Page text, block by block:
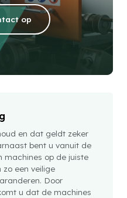
op
en dat geldt zeker
bent u vanuit de
machines op de juiste
een veilige
Door
u dat de machines